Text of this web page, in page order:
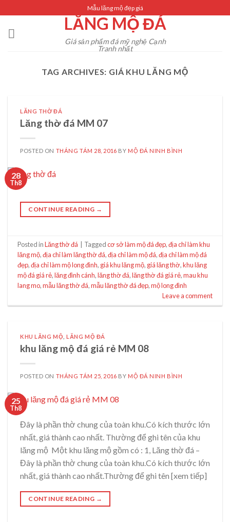
content
Mẫu lăng mộ đẹp giá
LĂNG MỘ ĐÁ
Giá sản phẩm đá mỹ nghệ Cạnh
Tranh nhất
TAG ARCHIVES: GIÁ KHU LĂNG MỘ
LĂNG THỜ ĐÁ
Lăng thờ đá MM 07
POSTED ON THÁNG TÁM 28, 2016 BY MỘ ĐÁ NINH BÌNH
28
Th8
CONTINUE READING →
Posted inLăng thờ đá Taggedcơ sở làm mộ đá đẹp,địa chỉ làm khu
lăng mộ,địa chỉ làm lăng thờ đá,địa chỉ làm mộ đá,địa chỉ làm mộ đá
đẹp,địa chỉ làm mộ long đình, giá khu lăng mộ, giá lăng thờ,khu lăng
mộ đá giá rẻ,lăng đình cánh,lăng thờ đá,lăng thờ đá giá rẻ,mau khu
lang mo,mẫu lăng thờ đá,mẫu lăng thờ đá đẹp,mộ long đình
Leave a comment
KHU LĂNG MỘ ,LĂNG MỘ ĐÁ
khu lăng mộ đá giá rẻ MM 08
POSTED ON THÁNG TÁM 25, 2016 BY MỘ ĐÁ NINH BÌNH
25
Th8
Đây là phần thờ chung của toàn khu.Có kích thước lớn
nhất, giá thành cao nhất. Thường để ghi tên của khu
lăng mộ Một khu lăng mộ gồm có : 1, Lăng thờ đá –
Đây là phần thờ chung của toàn khu.Có kích thước lớn
nhất, giá thành cao nhất.Thường để ghi tên [xem tiếp]
CONTINUE READING →